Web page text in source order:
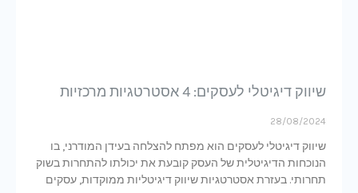
שיווק דיגיטלי לעסקים: 4 אסטרטגיות מרכזיות
28/08/2024
שיווק דיגיטלי לעסקים הוא מפתח להצלחה בעידן המודרני, בו
הנוכחות הדיגיטלית של העסק קובעת את יכולתו להתחרות בשוק
תחרותי. בעזרת אסטרטגיות שיווק דיגיטליות ממוקדות, עסקים